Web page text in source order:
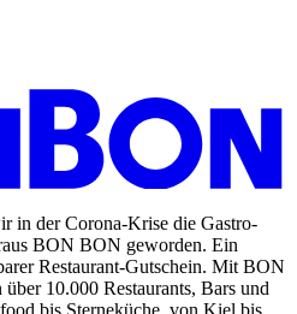
in der Corona-Krise die Gastro-
BON BON geworden. Ein
Restaurant-Gutschein. Mit BON
10.000 Restaurants, Bars und